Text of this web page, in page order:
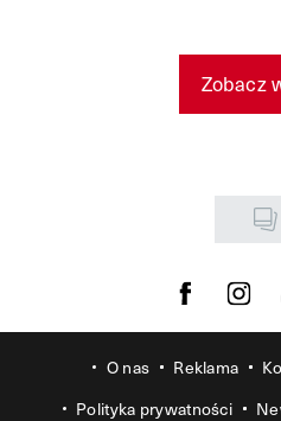
Zobacz
Visit us onVisit us
O nas Reklama
Polityka prywatności